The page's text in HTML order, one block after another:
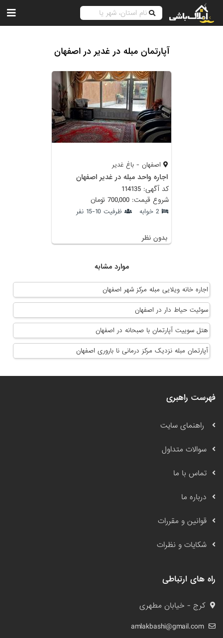
آپارتمان مبله در غدیر در اصفهان
اصفهان - باغ غدیر
اجاره واحد مبله در غدیر اصفهان
کد آگهی: 114135
شروع قیمت: 700,000 تومان
2 خوابه ظرفیت 10-15 نفر
بدون نظر
موارد مشابه
اجاره خانه ویلایی مبله مرکز شهر اصفهان
سوئیت حیاط دار در اصفهان
هتل سوییت آپارتمان با صبحانه در اصفهان
آپارتمان مبله نزدیک مرکز درمانی نا باروری اصفهان
فهرست راهبری
راهنمای سایت
سوالات متداول
تماس با ما
درباره ما
قوانین و مقررات
شکایات و نظرات
راه های ارتباطی
کرج - خیابان مطهری
amlakbashi@gmail.com